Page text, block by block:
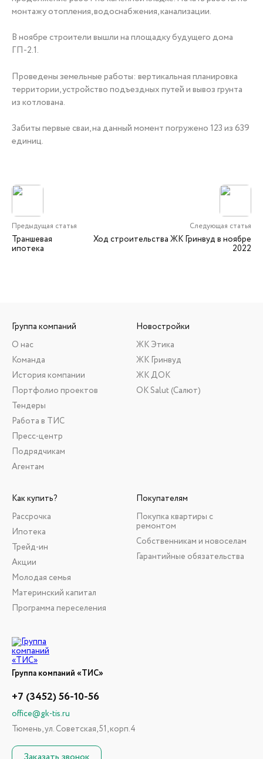
монтажу отопления, водоснабжения, канализации.
В ноябре строители вышли на площадку будущего дома
ГП-2.1.
Проведены земельные работы: вертикальная планировка
территории, устройство подъездных путей и вывоз грунта
из котлована.
Забиты первые сваи, на данный момент погружено 123 из 639
единиц.
Предыдущая статья
Траншевая
ипотека
Следующая статья
Ход строительства ЖК Гринвуд в ноябре
2022
Группа компаний «ТИС»
+7 (3452) 56-10-56
office@gk-tis.ru
Тюмень, ул. Советская, 51, корп.4
Группа компаний
О нас
Команда
История компании
Портфолио проектов
Тендеры
Работа в ТИС
Пресс-центр
Подрядчикам
Агентам
Новостройки
ЖК Этика
ЖК Гринвуд
ЖК ДОК
ОК Salut (Салют)
Как купить?
Рассрочка
Ипотека
Трейд-ин
Акции
Молодая семья
Материнский капитал
Программа переселения
Покупателям
Покупка квартиры с
ремонтом
Собственникам и новоселам
Гарантийные обязательства